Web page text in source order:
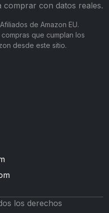
comprar con datos reales.
de Amazon EU.
que cumplan los
desde este sitio.
los derechos